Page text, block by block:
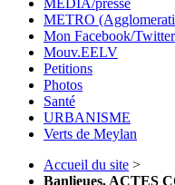
METRO
Mon Facebook/Twitter
Mouv.EELV
Petitions
Photos
Santé
URBANISME
Verts de Meylan
Accueil du site >
Banlieues, ACTES